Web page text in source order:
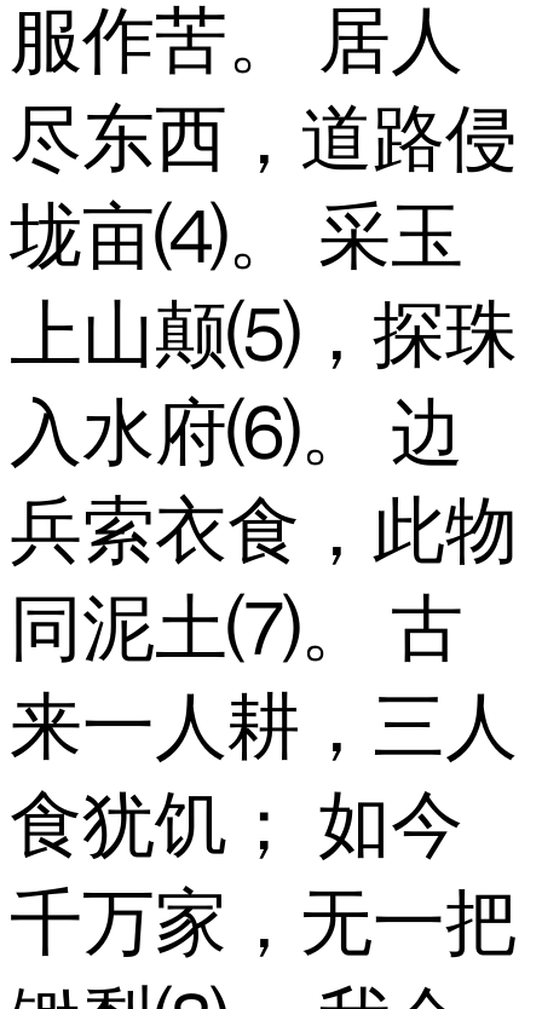
服作苦。 居人
尽东西，道路侵
垅亩⑷。 采玉
上山颠⑸，探珠
入水府⑹。 边
兵索衣食，此物
同泥土⑺。 古
来一人耕，三人
食犹饥； 如今
千万家，无一把